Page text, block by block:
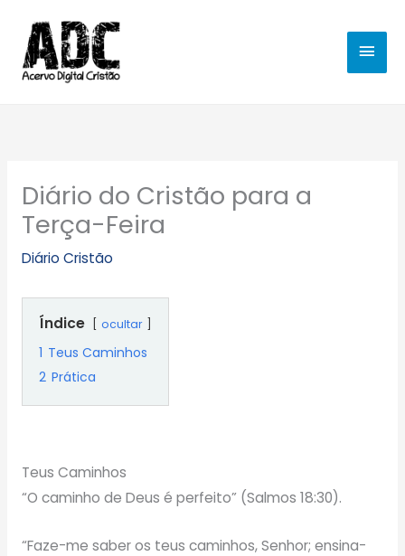
para
conteúdo
Diário do Cristão para a
Terça-Feira
Diário Cristão
Índice ocultar
1 Teus Caminhos
2 Prática
Teus Caminhos
“O caminho de Deus é perfeito” (Salmos 18:30).
“Faze-me saber os teus caminhos, Senhor; ensina-